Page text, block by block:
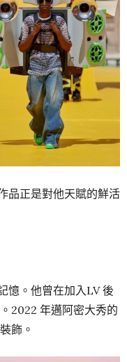
品正是對他天賦的鮮活
憶。 他曾在加入LV 後
2022 年邁阿密大秀的
飾。